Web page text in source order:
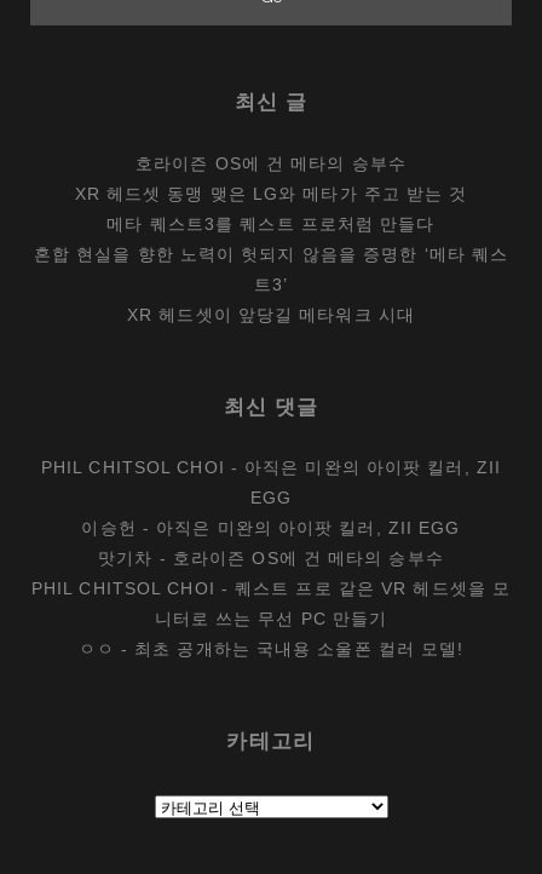
최신 글
호라이즌 OS에 건 메타의 승부수
XR 헤드셋 동맹 맺은 LG와 메타가 주고 받는 것
메타 퀘스트3를 퀘스트 프로처럼 만들다
혼합 현실을 향한 노력이 헛되지 않음을 증명한 ‘메타 퀘스
트3’
XR 헤드셋이 앞당길 메타워크 시대
최신 댓글
PHIL CHITSOL CHOI - 아직은 미완의 아이팟 킬러, ZII
EGG
이승헌 - 아직은 미완의 아이팟 킬러, ZII EGG
맛기차 - 호라이즌 OS에 건 메타의 승부수
PHIL CHITSOL CHOI -퀘스트 프로 같은 VR 헤드셋을 모
니터로 쓰는 무선 PC 만들기
ㅇㅇ - 최초 공개하는 국내용 소울폰 컬러 모델!
카테고리
테